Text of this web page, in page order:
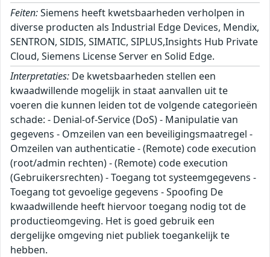
Feiten:Siemens heeft kwetsbaarheden verholpen in
diverse producten als Industrial Edge Devices, Mendix,
SENTRON, SIDIS, SIMATIC, SIPLUS,Insights Hub Private
Cloud, Siemens License Server en Solid Edge.
Interpretaties: De kwetsbaarheden stellen een
kwaadwillende mogelijk in staat aanvallen uit te
voeren die kunnen leiden tot de volgende categorieën
schade: - Denial-of-Service (DoS) - Manipulatie van
gegevens - Omzeilen van een beveiligingsmaatregel -
Omzeilen van authenticatie - (Remote) code execution
(root/admin rechten) - (Remote) code execution
(Gebruikersrechten) - Toegang tot systeemgegevens -
Toegang tot gevoelige gegevens - Spoofing De
kwaadwillende heeft hiervoor toegang nodig tot de
productieomgeving. Het is goed gebruik een
dergelijke omgeving niet publiek toegankelijk te
hebben.